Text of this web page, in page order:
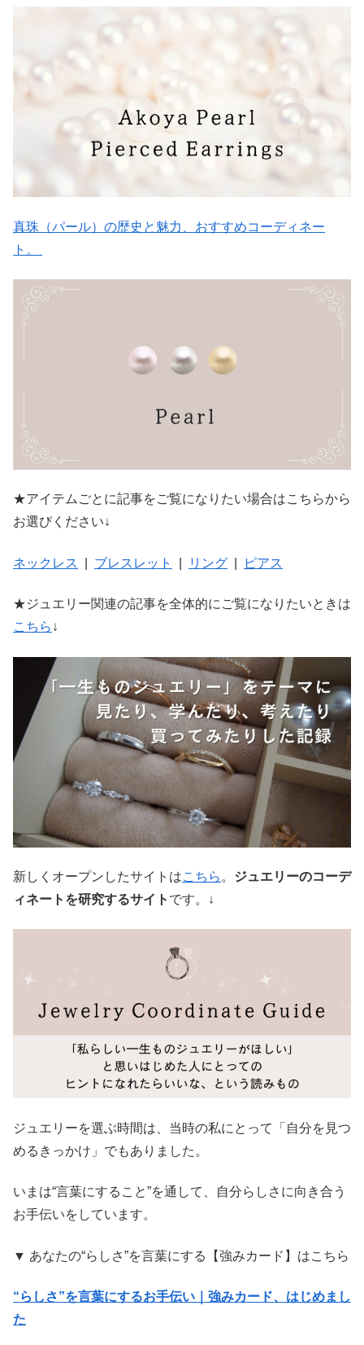
真珠（パール）の歴史と魅力、おすすめコーディネー
ト。
★アイテムごとに記事をご覧になりたい場合はこちらから
お選びください↓
ネックレス ブレスレット リング ピアス
★ジュエリー関連の記事を全体的にご覧になりたいときは
こちら ↓
新しくオープンしたサイトはこちら 。 ジュエリーのコーデ
ィネートを研究するサイト です。↓
ジュエリーを選ぶ時間は、当時の私にとって「自分を見つ
めるきっかけ」でもありました。
いまは“言葉にすること”を通して、自分らしさに向き合う
お手伝いをしています。
▼ あなたの“らしさ”を言葉にする【強みカード】はこちら
“らしさ”を言葉にするお手伝い｜強みカード、はじめまし
た